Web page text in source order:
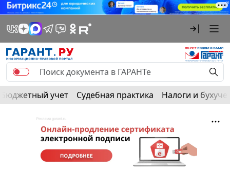
Бюджетный учет Судебная практика Налоги и